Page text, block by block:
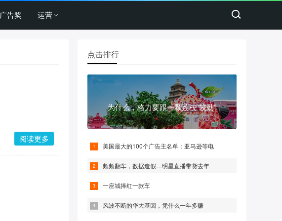
广告奖 运营
阅读更多
点击排行
为什么，格力要跟一颗荔枝“较劲”
美国最大的100个广告主名单：亚马逊等电
频频翻车，数据造假…明星直播带货去年
一座城捧红一款车
风波不断的华大基因，凭什么一年多赚